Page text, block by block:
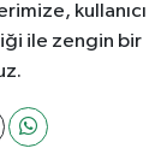
kullanıcı
ile zengin bir